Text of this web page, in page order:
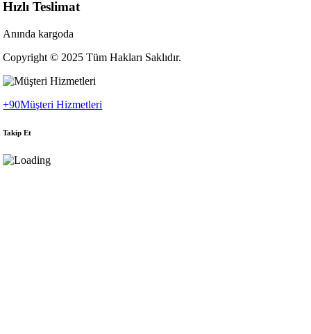
Hızlı Teslimat
Anında kargoda
Copyright © 2025 Tüm Hakları Saklıdır.
+90Müşteri Hizmetleri
Takip Et